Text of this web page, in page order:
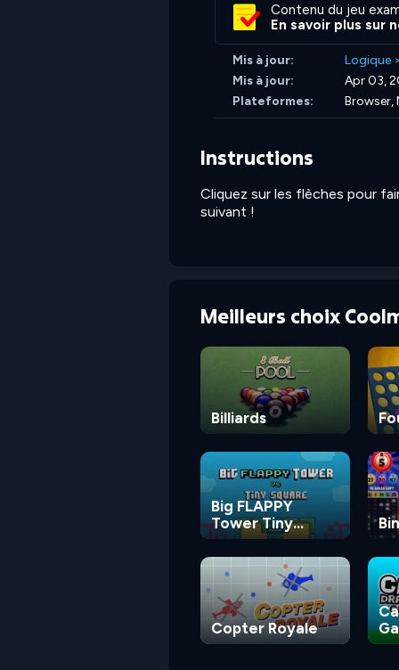
Contenu du jeu
En savoir plus sur
Mis à jour: Logique >
Mis à jour:
Apr 03,
Plateformes:
Browser,
Instructions
Cliquez sur les flèches pour
suivant !
Meilleurs choix
Billiards
Big FLAPPY
Tower Tiny
Square
Copter Royale